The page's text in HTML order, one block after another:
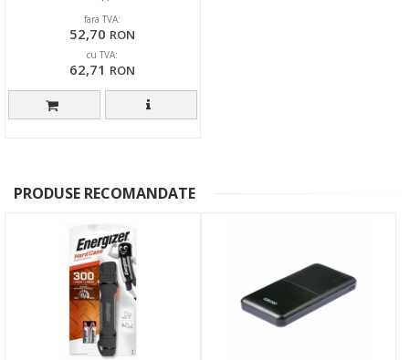
fara TVA:
52,70 RON
cu TVA:
62,71 RON
PRODUSE RECOMANDATE